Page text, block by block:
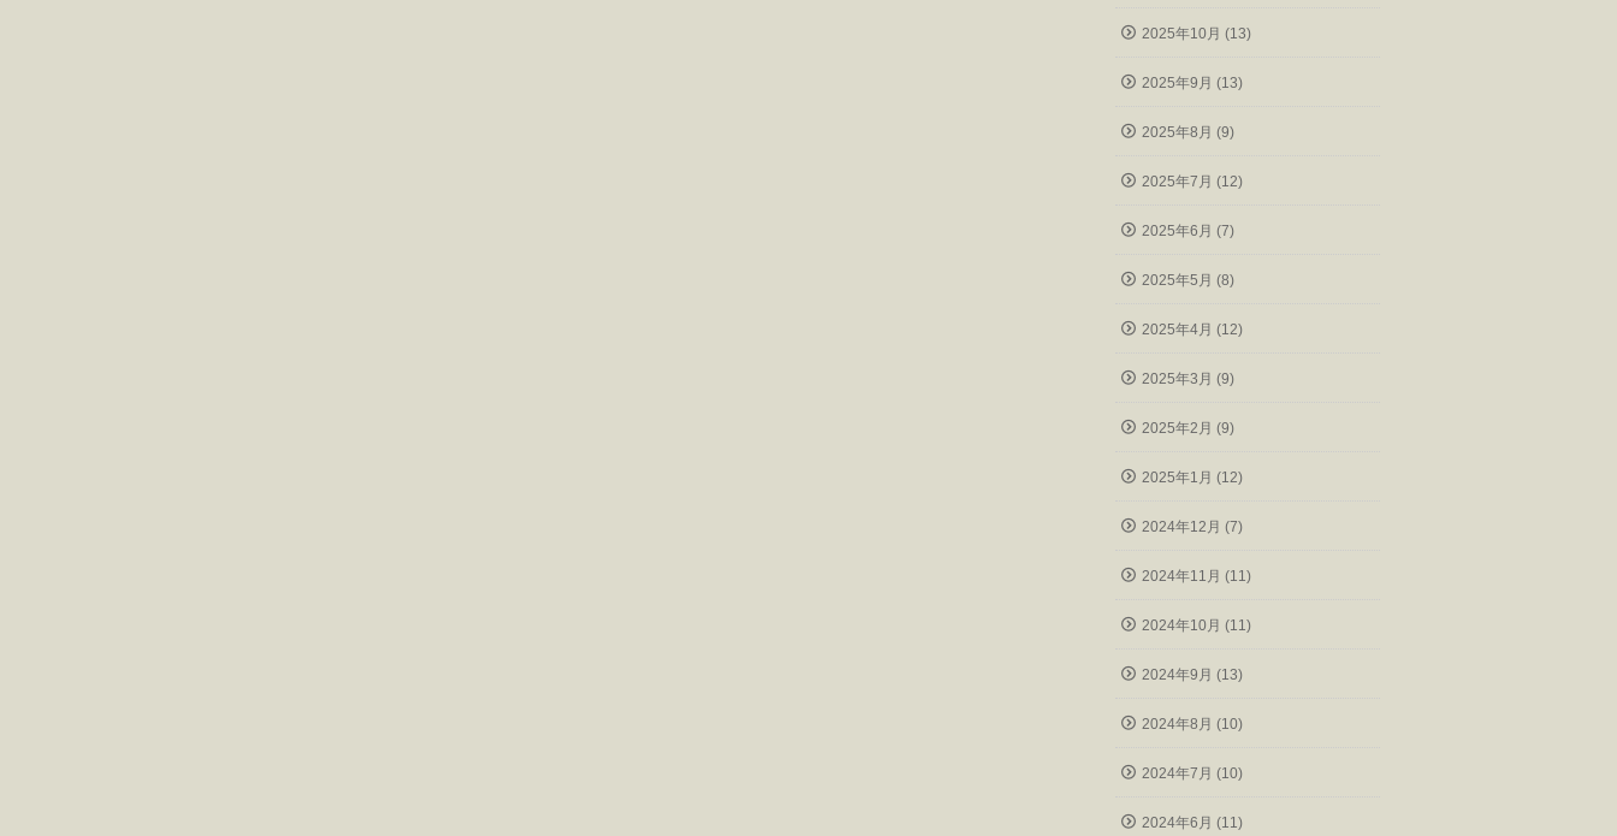
2025年10月 (13)
2025年9月 (13)
2025年8月 (9)
2025年7月 (12)
2025年6月 (7)
2025年5月 (8)
2025年4月 (12)
2025年3月 (9)
2025年2月 (9)
2025年1月 (12)
2024年12月 (7)
2024年11月 (11)
2024年10月 (11)
2024年9月 (13)
2024年8月 (10)
2024年7月 (10)
2024年6月 (11)